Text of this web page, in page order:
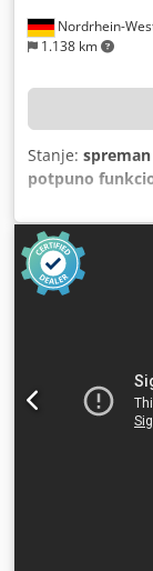
Nordrhein-
1.138 km
Stanje:
potpuno
kapacitet
3.800 okret/min
mašine/vozila: